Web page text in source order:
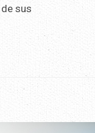
sus